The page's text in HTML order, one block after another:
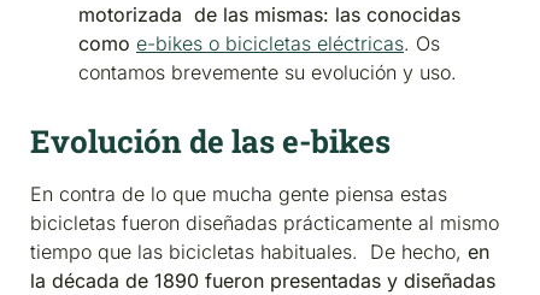
motorizada de las mismas: las conocidas
como e-bikes o bicicletas eléctricas. Os
contamos brevemente su evolución y uso.
Evolución de las e-bikes
En contra de lo que mucha gente piensa estas
bicicletas fueron diseñadas prácticamente al mismo
tiempo que las bicicletas habituales. De hecho, en
la década de 1890 fueron presentadas y diseñadas